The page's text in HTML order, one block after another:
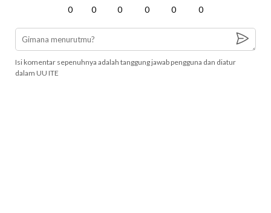
0 0 0 0 0 0
Isi komentar sepenuhnya adalah tanggung jawab pengguna dan diatur
dalam UU ITE